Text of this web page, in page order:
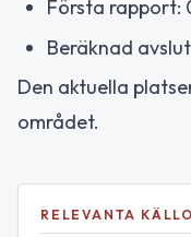
Första rapport:
Beräknad
Den aktuella
området.
RELEVANTA